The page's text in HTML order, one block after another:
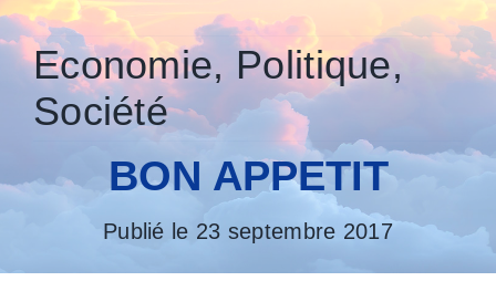
Accueil
Nos contributions
Qui sommes nous?
Conférences et Manifestations
Economie, Politique,
Société
BON APPETIT
Publié le 23 septembre 2017